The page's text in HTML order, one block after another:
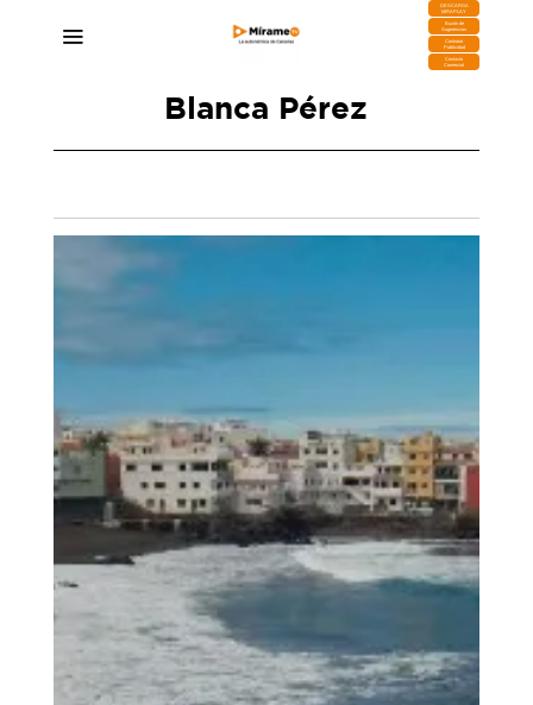
DESCARGA
MIRAPLAY
Buzón de
Sugerencias
Contratar
Publicidad
Contacto
Comercial
Blanca Pérez